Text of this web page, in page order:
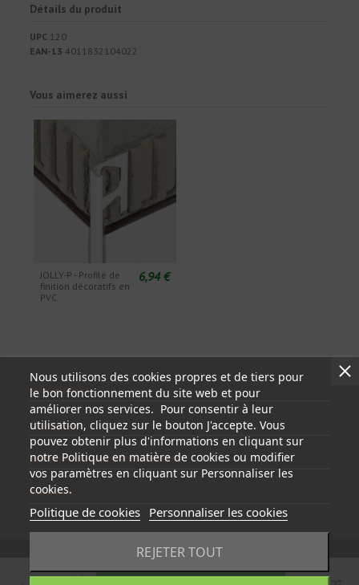
Détails du produit
UPC 120
EAN-13 4011832104022
Vous aimerez aussi
JOLLY-P - Profilé de
finition décoratifs en
PVC
6,94 €
Nous utilisons des cookies propres et de tiers pour
le bon fonctionnement du site web et pour
améliorer nos services. Pour consentir à leur
utilisation, cliquez sur le bouton J'accepte. Vous
pouvez obtenir plus d'informations en cliquant sur
notre Politique en matière de cookies ou modifier
vos paramètres en cliquant sur Personnaliser les
cookies.
Politique de cookies Personnaliser les cookies
REJETER TOUT
Informations
Mon compte
Informations sur votre boutique
Follow us